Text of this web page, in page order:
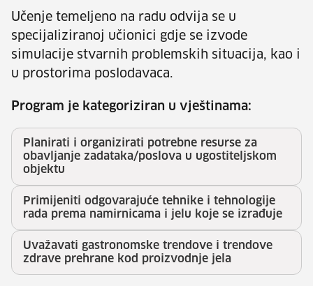
Učenje temeljeno na radu odvija se u
specijaliziranoj učionici gdje se izvode
simulacije stvarnih problemskih situacija, kao i
u prostorima poslodavaca.
Program je kategoriziran u vještinama:
Planirati i organizirati potrebne resurse za
obavljanje zadataka/poslova u ugostiteljskom
objektu
Primijeniti odgovarajuće tehnike i tehnologije
rada prema namirnicama i jelu koje se izrađuje
Uvažavati gastronomske trendove i trendove
zdrave prehrane kod proizvodnje jela